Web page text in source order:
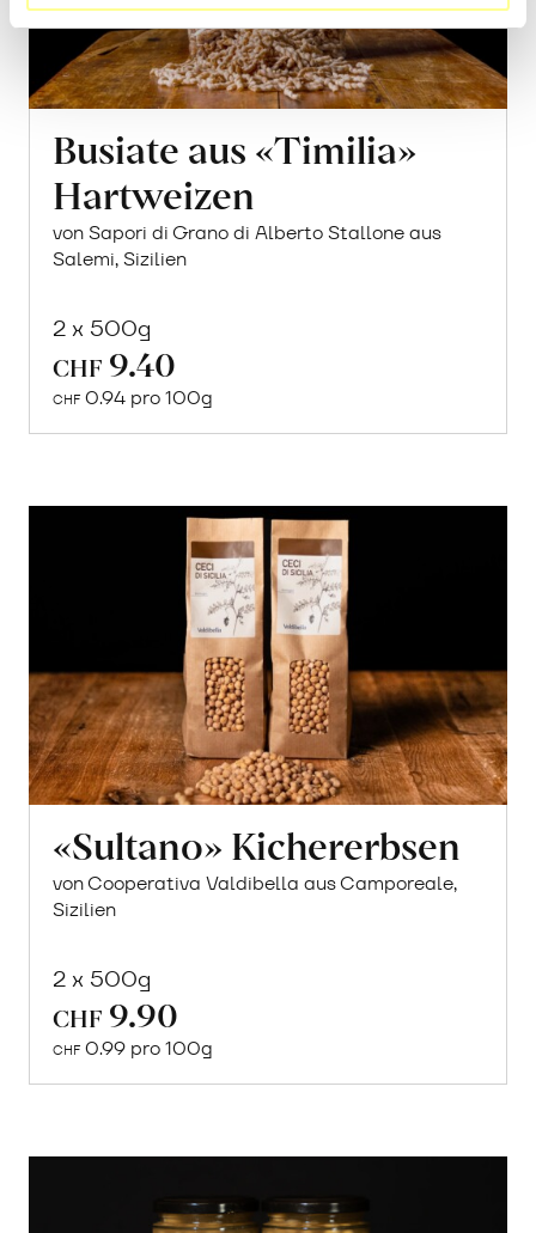
Busiate aus «Timilia»
Hartweizen
von Sapori di Grano di Alberto Stallone aus
Salemi, Sizilien
2 x 500g
CHF 9.40
CHF 0.94 pro 100g
Warenkorb
«Sultano» Kichererbsen
von Cooperativa Valdibella aus Camporeale,
Sizilien
2 x 500g
CHF 9.90
CHF 0.99 pro 100g
Warenkorb